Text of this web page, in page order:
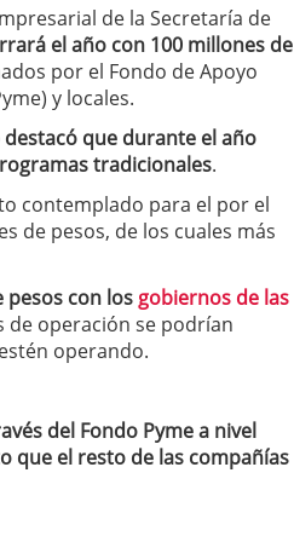
de la Secretaría de
el año con 100 millones de
por el Fondo de Apoyo
y locales.
que durante el año
tradicionales.
contemplado para el por el
de pesos, de los cuales más
pesos con los gobiernos de las
de operación se podrían
operando.
del Fondo Pyme a nivel
que el resto de las compañías